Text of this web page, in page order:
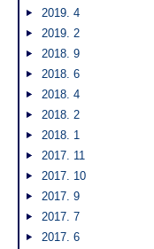
2019. 4
2019. 2
2018. 9
2018. 6
2018. 4
2018. 2
2018. 1
2017. 11
2017. 10
2017. 9
2017. 7
2017. 6